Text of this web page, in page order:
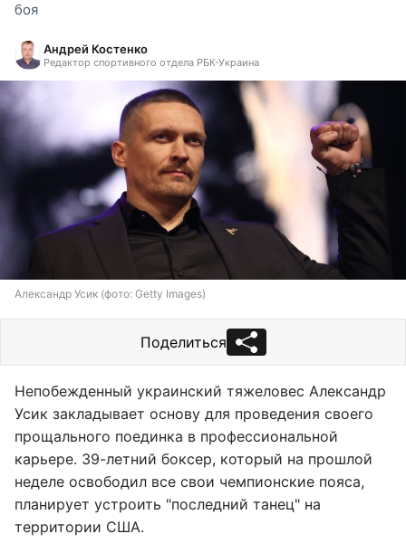
боя
Андрей Костенко
Редактор спортивного отдела РБК-Украина
Александр Усик (фото: Getty Images)
Поделиться
Непобежденный украинский тяжеловес Александр
Усик закладывает основу для проведения своего
прощального поединка в профессиональной
карьере. 39-летний боксер, который на прошлой
неделе освободил все свои чемпионские пояса,
планирует устроить "последний танец" на
территории США.